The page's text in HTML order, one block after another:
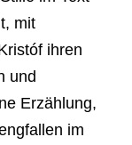
mit
ihren
und
Erzählung,
im